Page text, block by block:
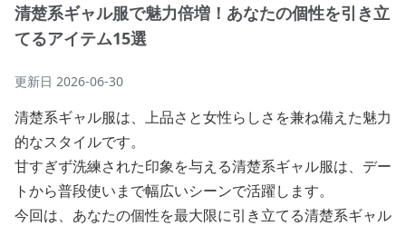
清楚系ギャル服で魅力倍増！あなたの個性を引き立
てるアイテム15選
更新日 2026-06-30
清楚系ギャル服は、上品さと女性らしさを兼ね備えた魅力
的なスタイルです。
甘すぎず洗練された印象を与える清楚系ギャル服は、デー
トから普段使いまで幅広いシーンで活躍します。
今回は、あなたの個性を最大限に引き立てる清楚系ギャル